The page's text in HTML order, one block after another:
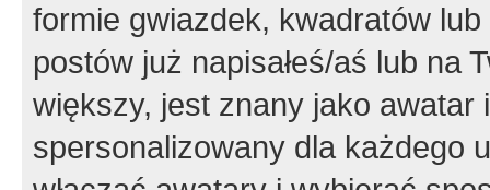
formie gwiazdek, kwadratów
postów już napisałeś/aś lub na
większy, jest znany jako
spersonalizowany dla każdego